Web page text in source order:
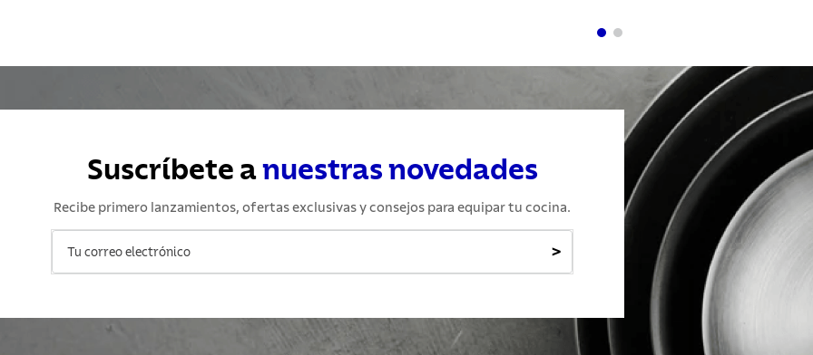
Suscríbete anuestras novedades
Recibe primero lanzamientos, ofertas exclusivas y consejos para equipar tu cocina.
>